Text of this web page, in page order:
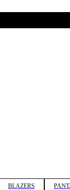
BLAZERS